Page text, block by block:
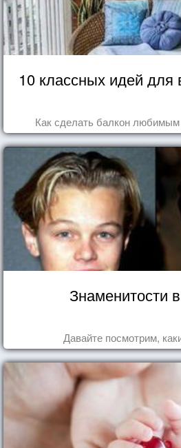
10 классных идей для
Как сделать балкон любимым
Знаменитости
Давайте посмотрим,